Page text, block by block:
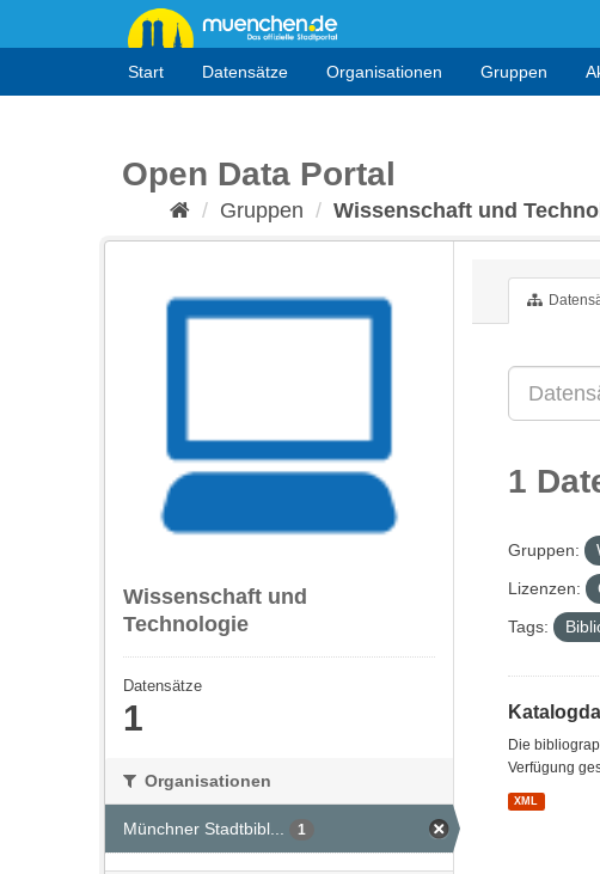
Start Datensätze Organisationen Gruppen
Open Data Portal
Gruppen Wissenschaft und
Wissenschaft und
Technologie
Datensätze
1
Organisationen
Münchner Stadtbibl... 1
1
Gruppen:
Lizenzen:
Tags:
Die
Verfügung
XML